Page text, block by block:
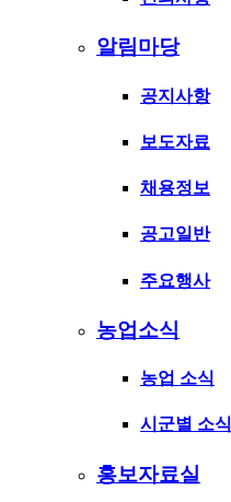
알림마당
공지사항
보도자료
채용정보
공고일반
주요행사
농업소식
농업 소식
시군별 소식
홍보자료실